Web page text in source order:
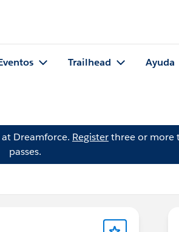
Trailhead Ayuda
Dreamforce. Registerthree or more
passes.